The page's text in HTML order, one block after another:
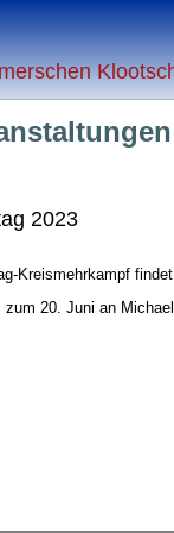
2023
Kreismehrkampf
zum 20. Juni an